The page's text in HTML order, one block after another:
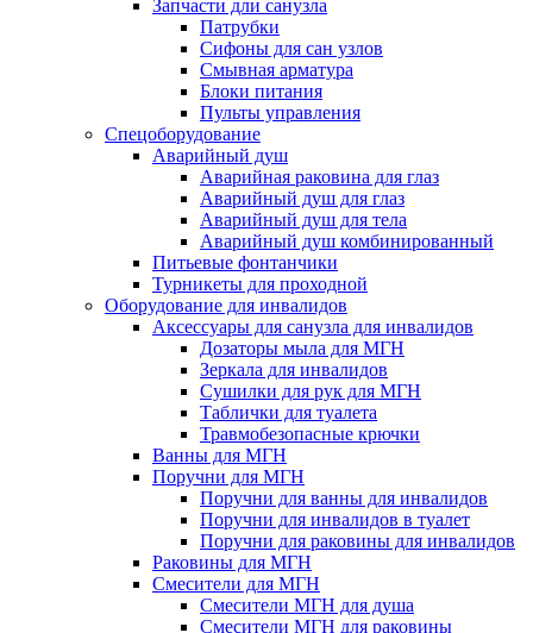
Запчасти дли санузла
Патрубки
Сифоны для сан узлов
Смывная арматура
Блоки питания
Пульты управления
Спецоборудование
Аварийный душ
Аварийная раковина для глаз
Аварийный душ для глаз
Аварийный душ для тела
Аварийный душ комбинированный
Питьевые фонтанчики
Турникеты для проходной
Оборудование для инвалидов
Аксессуары для санузла для инвалидов
Дозаторы мыла для МГН
Зеркала для инвалидов
Сушилки для рук для МГН
Таблички для туалета
Травмобезопасные крючки
Ванны для МГН
Поручни для МГН
Поручни для ванны для инвалидов
Поручни для инвалидов в туалет
Поручни для раковины для инвалидов
Раковины для МГН
Смесители для МГН
Смесители МГН для душа
Смесители МГН для раковины